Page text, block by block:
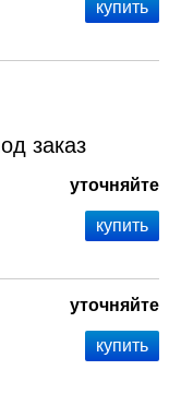
заказ
уточняйте
уточняйте